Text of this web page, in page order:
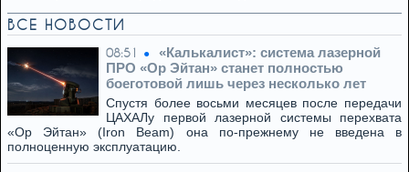
ВСЕ НОВОСТИ
08:51
«Калькалист»: система лазерной
ПРО «Ор Эйтан» станет полностью
боеготовой лишь через несколько лет
Спустя более восьми месяцев после передачи
ЦАХАЛу первой лазерной системы перехвата
«Ор Эйтан» (Iron Beam) она по-прежнему не введена в
полноценную эксплуатацию.